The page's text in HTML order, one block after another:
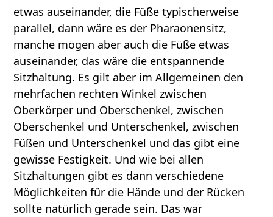
etwas auseinander, die Füße typischerweise
parallel, dann wäre es der Pharaonensitz,
manche mögen aber auch die Füße etwas
auseinander, das wäre die entspannende
Sitzhaltung. Es gilt aber im Allgemeinen den
mehrfachen rechten Winkel zwischen
Oberkörper und Oberschenkel, zwischen
Oberschenkel und Unterschenkel, zwischen
Füßen und Unterschenkel und das gibt eine
gewisse Festigkeit. Und wie bei allen
Sitzhaltungen gibt es dann verschiedene
Möglichkeiten für die Hände und der Rücken
sollte natürlich gerade sein. Das war